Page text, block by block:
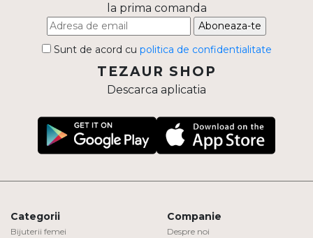
la prima comanda
Aboneaza-te
Sunt de acord cu politica de confidentialitate
TEZAUR SHOP
Descarca aplicatia
Categorii
Bijuterii femei
Companie
Despre noi